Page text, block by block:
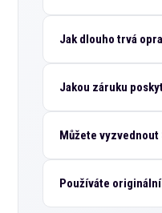
Jak dlouho trvá
Jakou záruku
Můžete vyzvednout
Používáte